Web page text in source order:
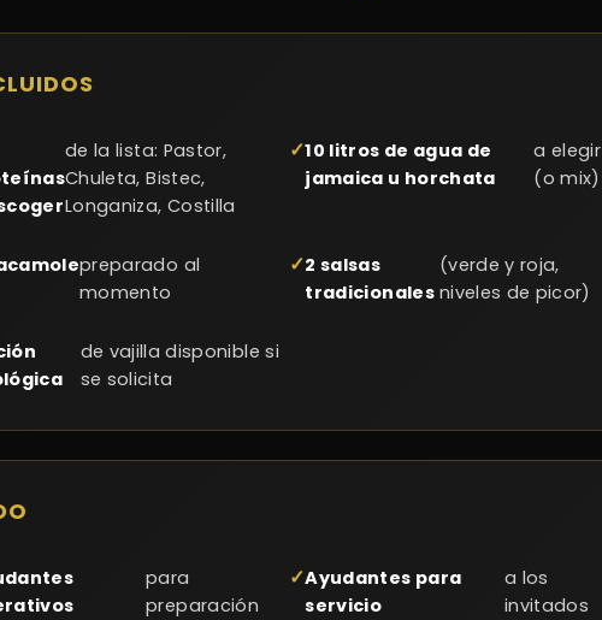
de la lista: Pastor,
Chuleta, Bistec,
Longaniza, Costilla
10 litros de agua de
jamaica u horchata
a elegir
(o mix)
preparado al
momento
2 salsas
tradicionales
(verde y roja,
niveles de picor)
de vajilla disponible si
se solicita
para
preparación
Ayudantes para
servicio
a los
invitados